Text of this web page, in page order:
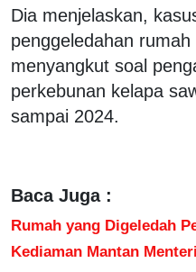
Dia menjelaskan,
penggeledahan rumah
menyangkut soal
perkebunan kelapa
sampai 2024.
Baca Juga :
Rumah yang Digeledah
Kediaman Mantan